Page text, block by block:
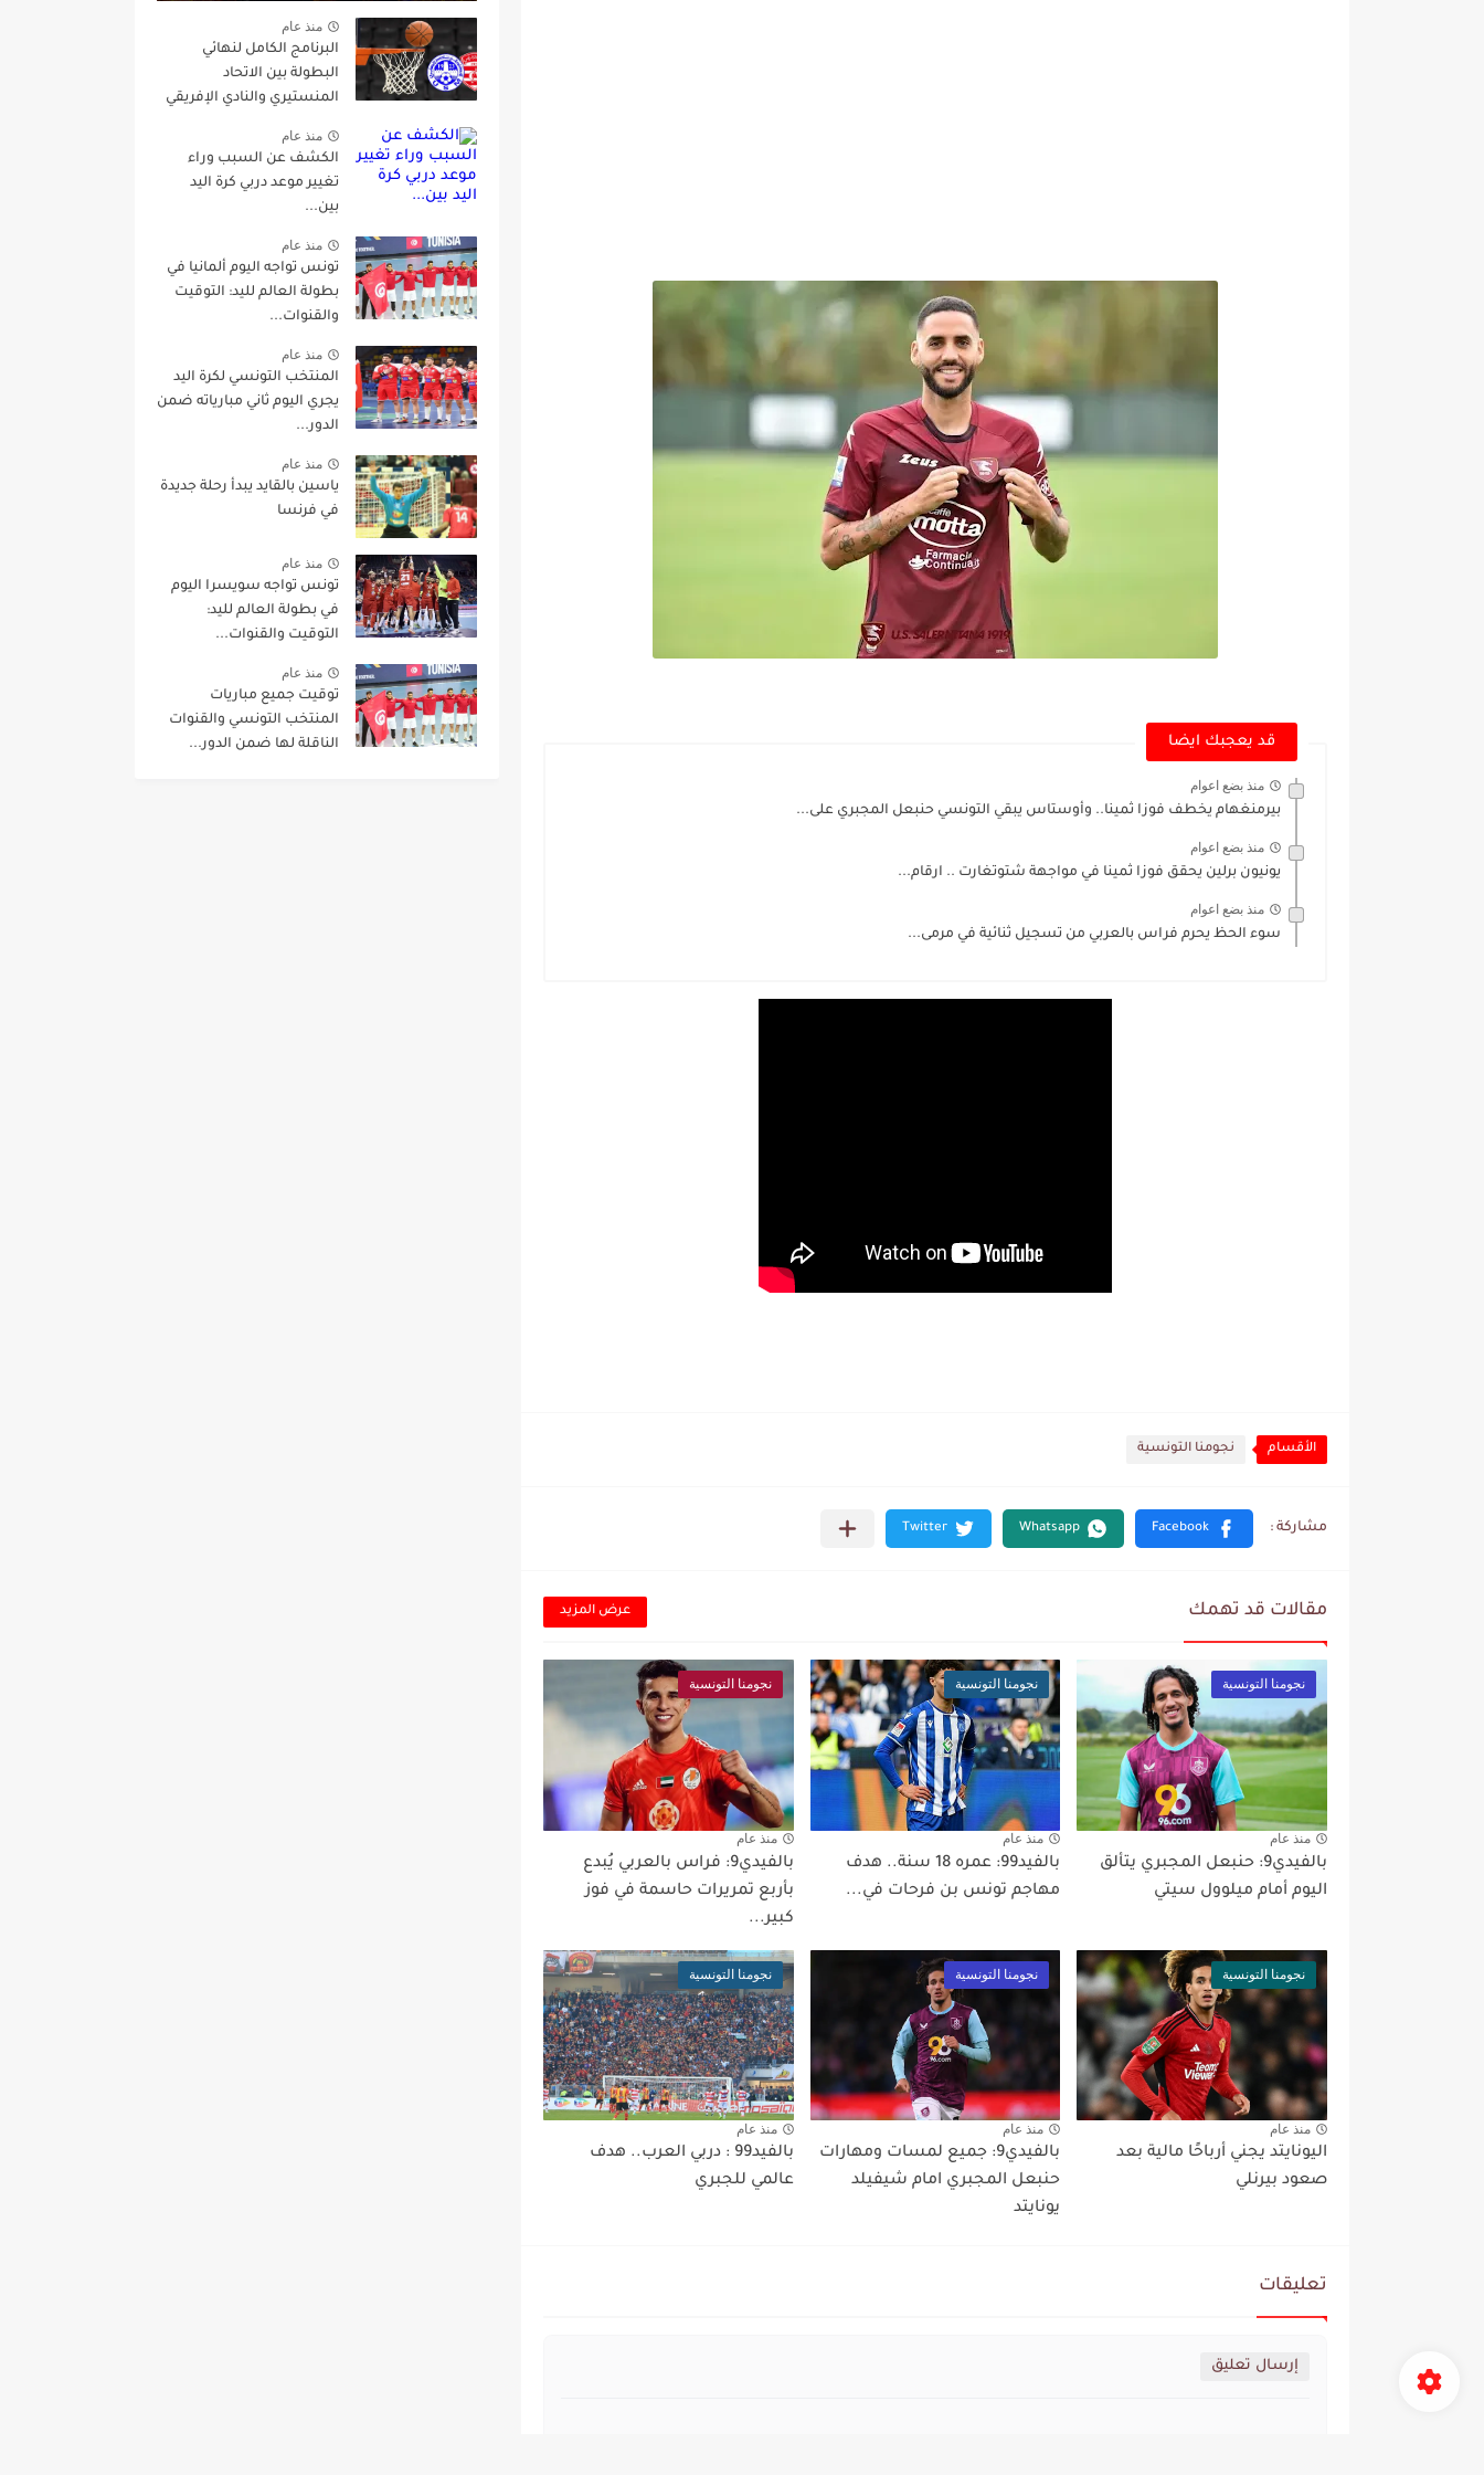
قد يعجبك ايضا
منذ بضع اعوام
بيرمنغهام يخطف فوزا ثمينا.. وأوستاس يبقي التونسي حنبعل المجبري على...
منذ بضع اعوام
يونيون برلين يحقق فوزا ثمينا في مواجهة شتوتغارت .. ارقام...
منذ بضع اعوام
سوء الحظ يحرم فراس بالعربي من تسجيل ثنائية في مرمى...
الأقسام نجومنا التونسية
مقالات قد تهمك عرض المزيد
نجومنا التونسية
منذ عام
بالفيدي9: حنبعل المجبري يتألق
اليوم أمام ميلوول سيتي
نجومنا التونسية
منذ عام
بالفيد99: عمره 18 سنة.. هدف
مهاجم تونس بن فرحات في...
نجومنا التونسية
منذ عام
بالفيدي9: فراس بالعربي يُبدع
بأربع تمريرات حاسمة في فوز
كبير...
نجومنا التونسية
منذ عام
اليونايتد يجني أرباحًا مالية بعد
صعود بيرنلي
نجومنا التونسية
منذ عام
بالفيدي9: جميع لمسات ومهارات
حنبعل المجبري امام شيفيلد
يونايتد
نجومنا التونسية
منذ عام
بالفيد99 : دربي العرب.. هدف
عالمي للجبري
تعليقات
إرسال تعليق
منذ عام
البرنامج الكامل لنهائي
البطولة بين الاتحاد
المنستيري والنادي الإفريقي
منذ عام
الكشف عن السبب وراء
تغيير موعد دربي كرة اليد
بين...
منذ عام
تونس تواجه اليوم ألمانيا في
بطولة العالم لليد: التوقيت
والقنوات...
منذ عام
المنتخب التونسي لكرة اليد
يجري اليوم ثاني مبارياته ضمن
الدور...
منذ عام
ياسين بالقايد يبدأ رحلة جديدة
في فرنسا
منذ عام
تونس تواجه سويسرا اليوم
في بطولة العالم لليد:
التوقيت والقنوات...
منذ عام
توقيت جميع مباريات
المنتخب التونسي والقنوات
الناقلة لها ضمن الدور...